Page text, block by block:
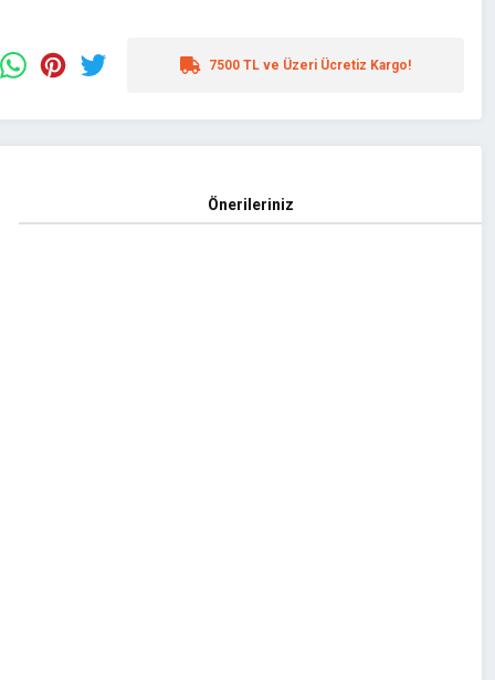
7500 TL ve Üzeri Ücretiz Kargo!
Önerileriniz